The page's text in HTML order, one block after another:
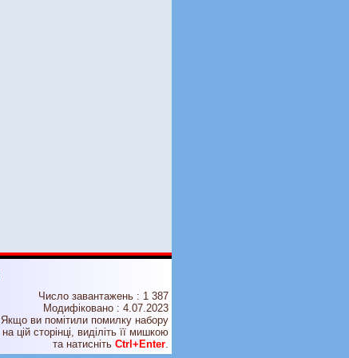
Число завантажень : 1 387
Модифіковано : 4.07.2023
Якщо ви помітили помилку набору
на цiй сторiнцi, видiлiть її мишкою
та натисніть Ctrl+Enter.